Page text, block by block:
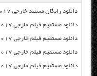
دانلود رایگان مسنتد خارجی Britney Ever After 2017 با لینک مستقیم
دانلود مستقیم فیلم خارجی OK Jaanu 2017 از سرور سایت
دانلود مستقیم فیلم خارجی John Wick: Chapter 2 2017 از سرور سایت
دانلود مستقیم فیلم خارجی Cross Wars 2017 از سرور سایت
دانلود مستقیم فیلم خارجی Fifty Shades Darker 2017 از سرور سایت